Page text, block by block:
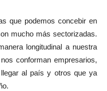
que podemos concebir en
mucho más sectorizadas.
longitudinal a nuestra
conforman empresarios,
al país y otros que ya